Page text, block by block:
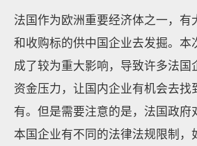
法国作为欧洲重要经济体之一，有
和收购标的供中国企业去发掘。本
成了较为重大影响，导致许多法国
资金压力，让国内企业有机会去找
有。但是需要注意的是，法国政府
本国企业有不同的法律法规限制，